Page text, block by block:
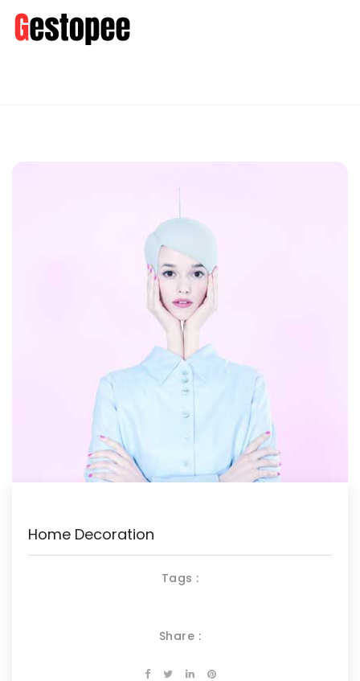
Home Decoration
Tags :
Share :